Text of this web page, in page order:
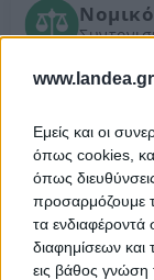
Εμείς και οι
όπως cookies,
όπως
προσαρμόζουμε
τα
διαφημίσεων και
εις βάθος γνώση
Θέλεις
Ζητήστε